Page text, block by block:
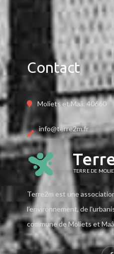
Contact
Moliets et Maâ, 40660
info@terre2m.fr
TERRE DE
Terre2m est une
l’environnement, de
commune de Moliets et